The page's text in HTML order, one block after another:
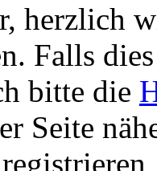
herzlich
Falls
bitte die
Seite